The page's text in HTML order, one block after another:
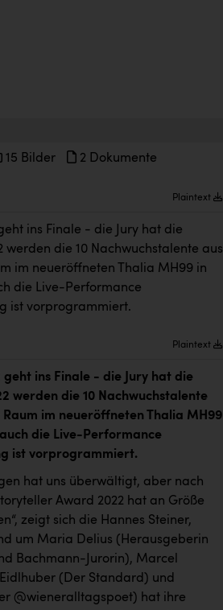
15 Bilder 2 Dokumente
Plaintext
ins Finale - die Jury hat die
werden die 10 Nachwuchstalente aus
im neueröffneten Thalia MH99 in
die Live-Performance
ist vorprogrammiert.
Plaintext
ins Finale - die Jury hat die
werden die 10 Nachwuchstalente
im neueröffneten Thalia MH99
die Live-Performance
ist vorprogrammiert.
hat uns überwältigt, aber nach
Award 2022 hat an Größe
zeigt sich die Hannes Steiner,
um Maria Delius (Herausgeberin
Bachmann-Jurorin), Marcel
(Der Standard) und
@wieneralltagspoet) hat ihre